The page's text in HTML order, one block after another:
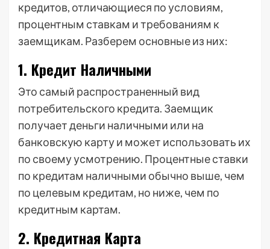
кредитов, отличающиеся по условиям,
процентным ставкам и требованиям к
заемщикам. Разберем основные из них:
1. Кредит Наличными
Это самый распространенный вид
потребительского кредита. Заемщик
получает деньги наличными или на
банковскую карту и может использовать их
по своему усмотрению. Процентные ставки
по кредитам наличными обычно выше, чем
по целевым кредитам, но ниже, чем по
кредитным картам.
2. Кредитная Карта